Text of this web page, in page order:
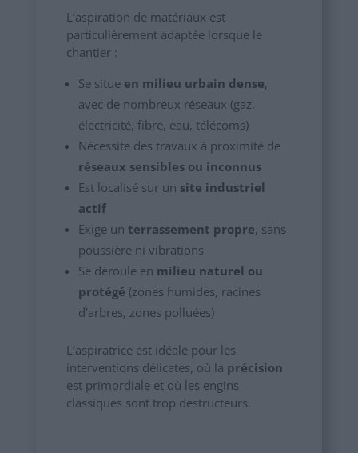
L’aspiration de matériaux est
particulièrement adaptée lorsque le
chantier :
Se situe en milieu urbain dense,
avec de nombreux réseaux (gaz,
électricité, fibre, eau, télécoms)
Nécessite des travaux à proximité de
réseaux sensibles ou inconnus
Est localisé sur un site industriel
actif
Exige un terrassement propre, sans
poussière ni vibrations
Se déroule en milieu naturel ou
protégé (zones humides, racines
d’arbres, zones polluées)
L’aspiratrice est idéale pour les
interventions délicates, où la précision
est primordiale et où les engins
classiques sont trop destructeurs.